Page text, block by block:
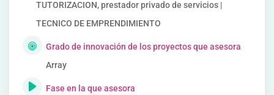
TUTORIZACION, prestador privado de servicios |
TECNICO DE EMPRENDIMIENTO
Grado de innovación de los proyectos que asesora
Array
Fase en la que asesora